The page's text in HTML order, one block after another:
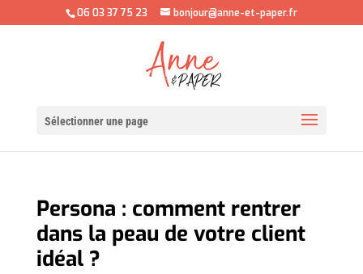
06 03 37 75 23 bonjour@anne-et-paper.fr
Sélectionner une page
Persona : comment rentrer
dans la peau de votre client
idéal ?